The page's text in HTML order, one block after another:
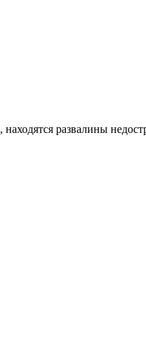
, находятся развалины